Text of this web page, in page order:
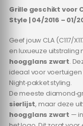
Grille geschikt voor
Style | 04/2016 – 01/
Geef jouw CLA (C117/
en luxueuze uitstraling
hoogglans zwart.
ideaal voor
Night‑pakket styling.
De meeste
sierlijst, maar deze
hoogglans zwart —